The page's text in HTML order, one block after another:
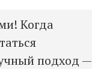
Когда
подход —